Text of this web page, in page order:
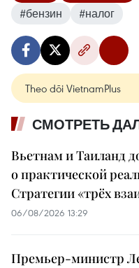
#бензин
#налог
Theo dõi VietnamPlus
СМОТРЕТЬ
Вьетнам и Таиланд
о практической
Стратегии «трёх
06/08/2026 13:29
Премьер-министр